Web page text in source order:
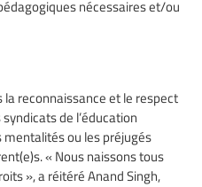
nécessaires et/ou
la reconnaissance et le respect
de l’éducation
ou les préjugés
« Nous naissons tous
», a réitéré Anand Singh,